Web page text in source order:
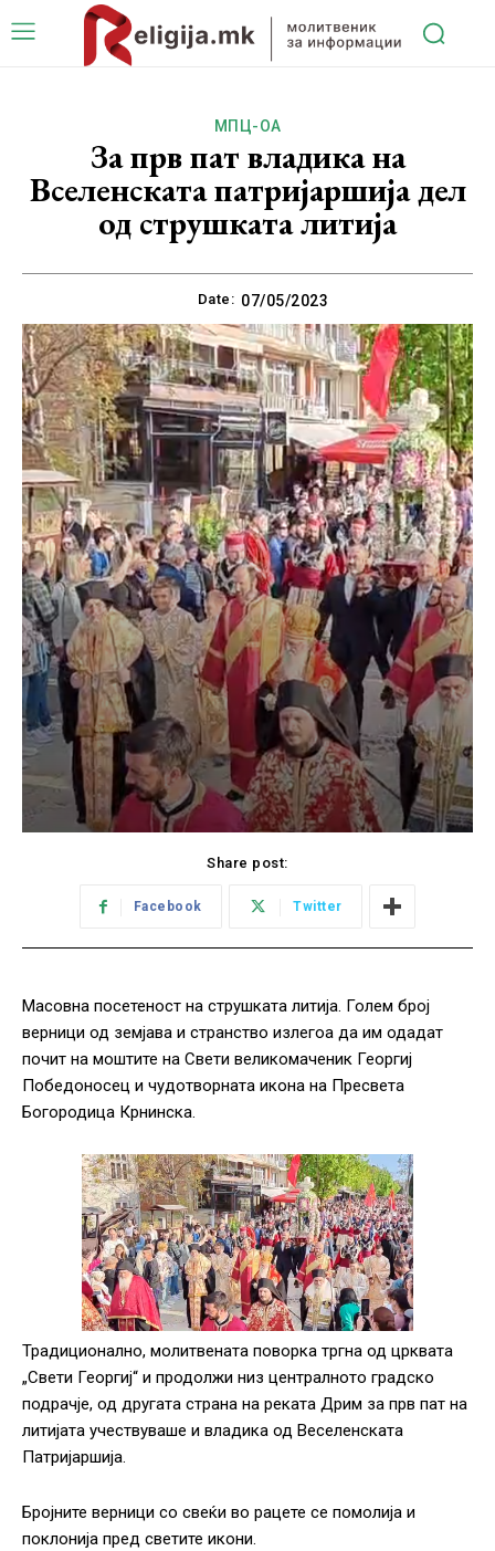
МПЦ-ОА
За прв пат владика на
Вселенската патријаршија дел
од струшката литија
Date: 07/05/2023
Share post:
Facebook Twitter
Масовна посетеност на струшката литија. Голем број
верници од земјава и странство излегоа да им одадат
почит на моштите на Свети великомаченик Георгиј
Победоносец и чудотворната икона на Пресвета
Богородица Крнинска.
Традиционално, молитвената поворка тргна од црквата
„Свети Георгиј“ и продолжи низ централното градско
подрачје, од другата страна на реката Дрим за прв пат на
литијата учествуваше и владика од Веселенската
Патријаршија.
Бројните верници со свеќи во рацете се помолија и
поклонија пред светите икони.